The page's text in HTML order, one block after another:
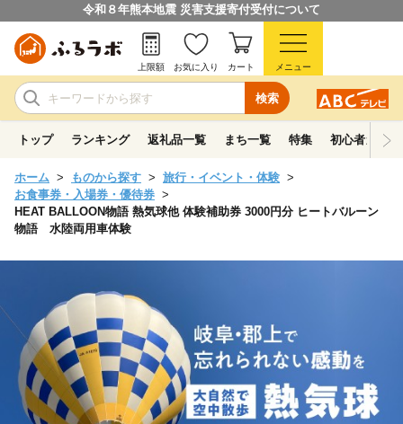
令和８年熊本地震 災害支援寄付受付について
検索
上限額 お気に入り カート メニュー
トップ ランキング 返礼品一覧 まち一覧 特集 初心者ガイド
ホーム ものから探す
旅行・イベント・体験
お食事券・入場券・優待券
HEAT BALLOON物語 熱気球他 体験補助券 3000円分 ヒートバルーン
物語 水陸両用車体験